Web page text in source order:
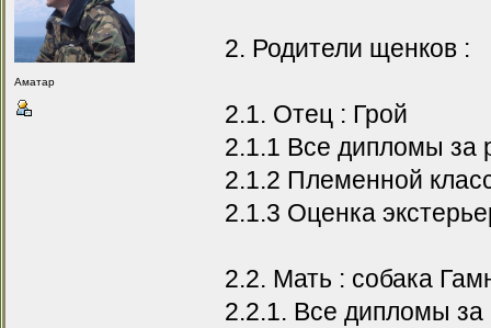
Аматар
2. Родители щенков :
2.1. Отец : Грой
2.1.1 Все дипломы за
2.1.2 Племенной
2.1.3 Оценка
2.2. Мать : собака
2.2.1. Все дипломы за